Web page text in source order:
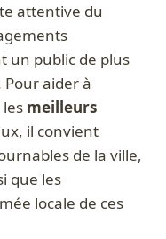
attentive du
un public de plus
Pour aider à
meilleurs
il convient
de la ville,
que les
locale de ces